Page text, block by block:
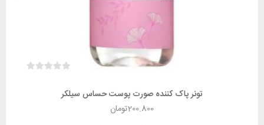
تونر پاک کننده صورت پوست حساس سیلکر
تومان200.800